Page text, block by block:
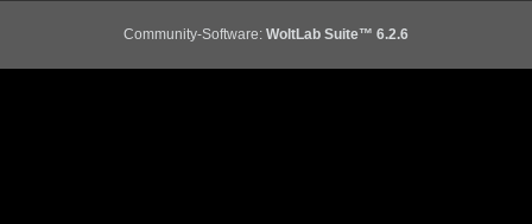
Community-Software: WoltLab Suite™ 6.2.6